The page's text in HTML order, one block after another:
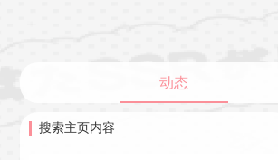
动态
搜索主页内容